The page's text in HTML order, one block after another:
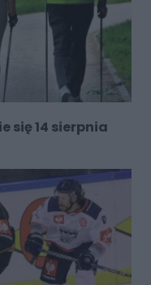
się 14 sierpnia